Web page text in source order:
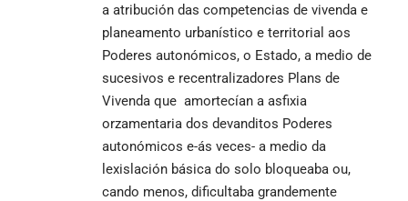
a atribución das competencias de vivenda e
planeamento urbanístico e territorial aos
Poderes autonómicos, o Estado, a medio de
sucesivos e recentralizadores Plans de
Vivenda que amortecían a asfixia
orzamentaria dos devanditos Poderes
autonómicos e-ás veces- a medio da
lexislación básica do solo bloqueaba ou,
cando menos, dificultaba grandemente